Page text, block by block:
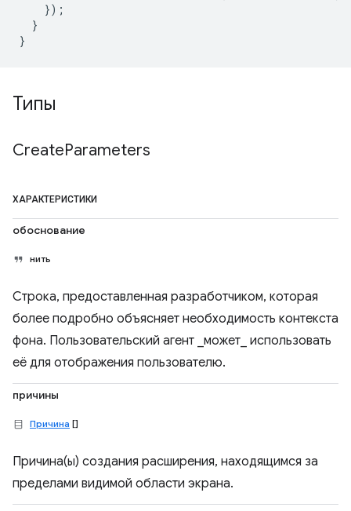
});
}
}
Типы
CreateParameters
ХАРАКТЕРИСТИКИ
обоснование
нить
Строка, предоставленная разработчиком, которая
более подробно объясняет необходимость контекста
фона. Пользовательский агент _может_ использовать
её для отображения пользователю.
причины
Причина []
Причина(ы) создания расширения, находящимся за
пределами видимой области экрана.